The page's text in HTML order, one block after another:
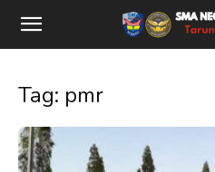
Tag: pmr